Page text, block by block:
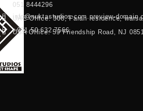
051 8444296
info@nuktastudios-com.preview-
UAE Office: 308, Farah residence,
+971 50 632 7566
USA Office: 59 Friendship Road, NJ